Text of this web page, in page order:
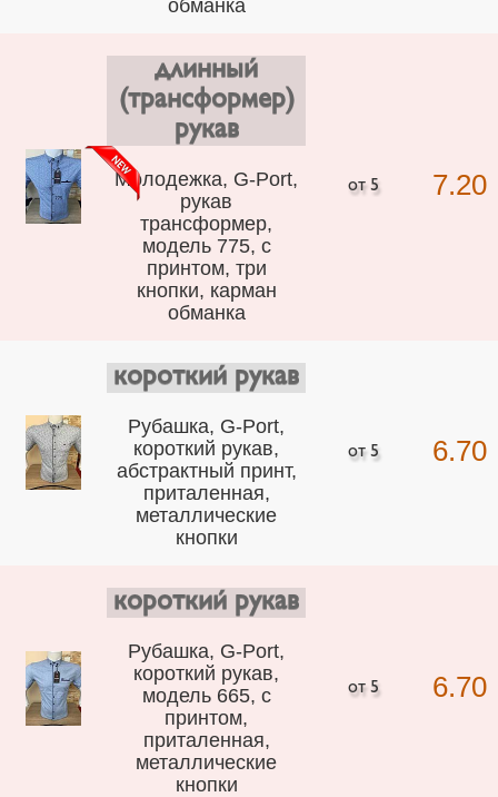
обманка
длинный
(трансформер)
рукав
Молодежка, G-Port,
рукав
трансформер,
модель 775, с
принтом, три
кнопки, карман
обманка
7.20
короткий рукав
Рубашка, G-Port,
короткий рукав,
абстрактный принт,
приталенная,
металлические
кнопки
6.70
короткий рукав
Рубашка, G-Port,
короткий рукав,
модель 665, с
принтом,
приталенная,
металлические
кнопки
6.70